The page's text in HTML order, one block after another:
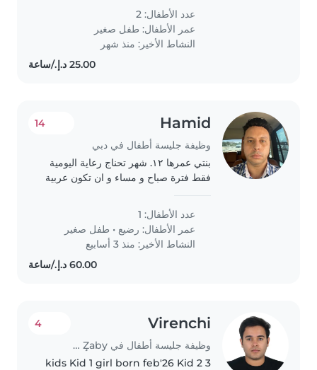
toddlers. Our little ones are
curious and independent, always
eager to explore and learn...
عدد الأطفال: 2
عمر الأطفال: طفل صغير
النشاط الأخير: منذ شهر
Hamid
وظيفة جليسة أطفال في دبي
14
بنتي عمرها ١٢. شهر تحناج رعاية اليومية
فقط فترة صباح و مساء و ان تكون عربية
عدد الأطفال: 1
عمر الأطفال: رضيع • طفل صغير
النشاط الأخير: منذ 3 أسابيع
Virenchi
وظيفة جليسة أطفال في Jazīrat Abū Z̧aby
4
3 kids Kid 1 girl born feb'26 Kid 2